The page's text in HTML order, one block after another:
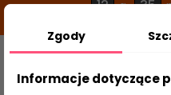
12 g 35
Zgody
Informacje dotyczące